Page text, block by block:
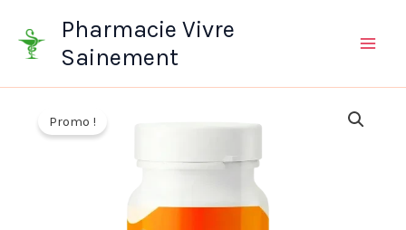
contenu
Pharmacie Vivre
Sainement
Promo !